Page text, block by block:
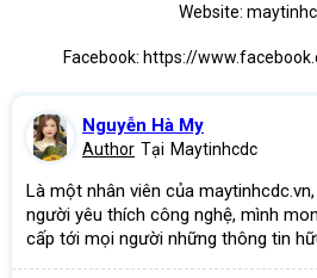
Website:
Facebook: https://
Nguyễn Hà My
Author Tại Maytinhcdc
Là một nhân viên của
người yêu thích công nghệ, mình
cấp tới mọi người những thông tin